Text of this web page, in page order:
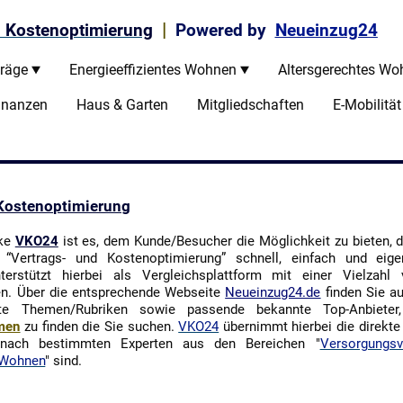
| Powered by Neueinzug24
Energieeffizientes Wohnen Altersgerechtes
Haus & Garten Mitgliedschaften E-
VKO24 ist es, dem Kunde/Besucher die Möglichkeit zu bieten,
und Kostenoptimierung” schnell, einfach und
hierbei als Vergleichsplattform mit einer Vielzahl
Über die entsprechende Webseite Neueinzug24.de finden Sie
Themen/Rubriken sowie passende bekannte Top-
zu finden die Sie suchen.VKO24übernimmt hierbei die
bestimmten Experten aus den Bereichen "
" sind.